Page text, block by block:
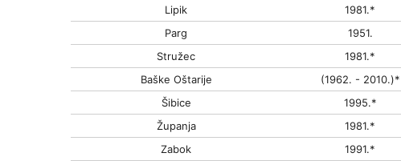
Lipik
1981.*
Parg
1951.
Stružec
1981.*
Baške Oštarije
(1962. - 2010.)*
Šibice
1995.*
Županja
1981.*
Zabok
1991.*